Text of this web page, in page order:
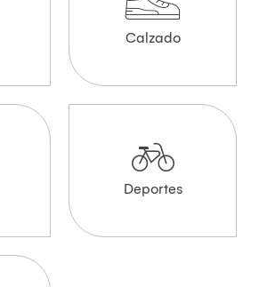
Calzado
Deportes